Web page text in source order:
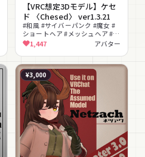
【VRC想定3Dモデル】ケセ
ド 〈Chesed〉 ver1.3.21
#和風 #サイバーパンク #魔女 #
ショートヘア #メッシュヘア #ク
ール #オッドアイ #片目隠れ #ニ
ーソックス #EFBody
1,447 アバター
¥3,000